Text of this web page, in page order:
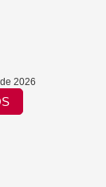
2026